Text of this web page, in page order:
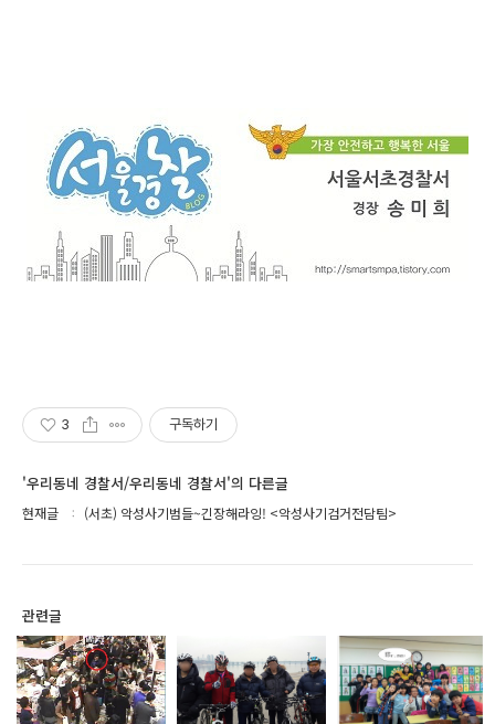
3 구독하기
'우리동네 경찰서/우리동네 경찰서'의 다른글
현재글 (서초) 악성사기범들~긴장해라잉! <악성사기검거전담팀>
관련글